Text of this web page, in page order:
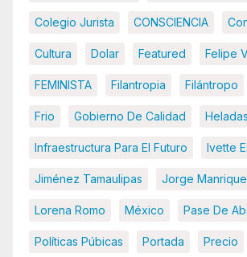
Colegio Jurista CONSCIENCIA
Cultura Dolar Featured Felipe
FEMINISTA Filantropia Filántropo
Frio Gobierno De Calidad Heladas
Infraestructura Para El Futuro Ivette
Jiménez Tamaulipas Jorge Manrique
Lorena Romo México Pase De
Políticas Púbicas Portada Precio